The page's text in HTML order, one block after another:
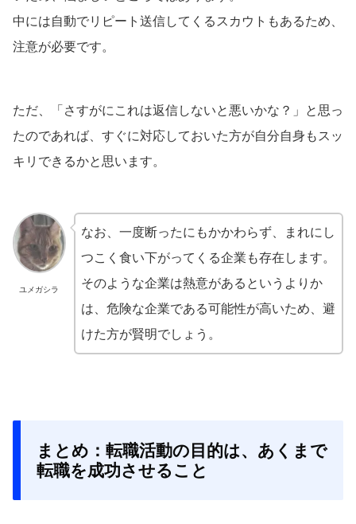
中には自動でリピート送信してくるスカウトもあるため、
注意が必要です。
ただ、「さすがにこれは返信しないと悪いかな？」と思っ
たのであれば、すぐに対応しておいた方が自分自身もスッ
キリできるかと思います。
ユメガシラ
なお、一度断ったにもかかわらず、まれにし
つこく食い下がってくる企業も存在します。
そのような企業は熱意があるというよりか
は、危険な企業である可能性が高いため、避
けた方が賢明でしょう。
まとめ：転職活動の目的は、あくまで
転職を成功させること